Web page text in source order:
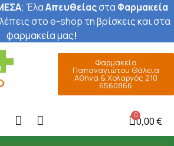
; ΈλαΑπευθείαςστα Φαρμακεία
στο e-shop τη βρίσκεις και στα
φαρμακεία μας!
Φαρμακεία
Παπαναγιώτου Θάλεια
Αθήνα & Χολαργός 210
6560866
0,00 €